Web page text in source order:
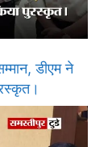
डीएम ने